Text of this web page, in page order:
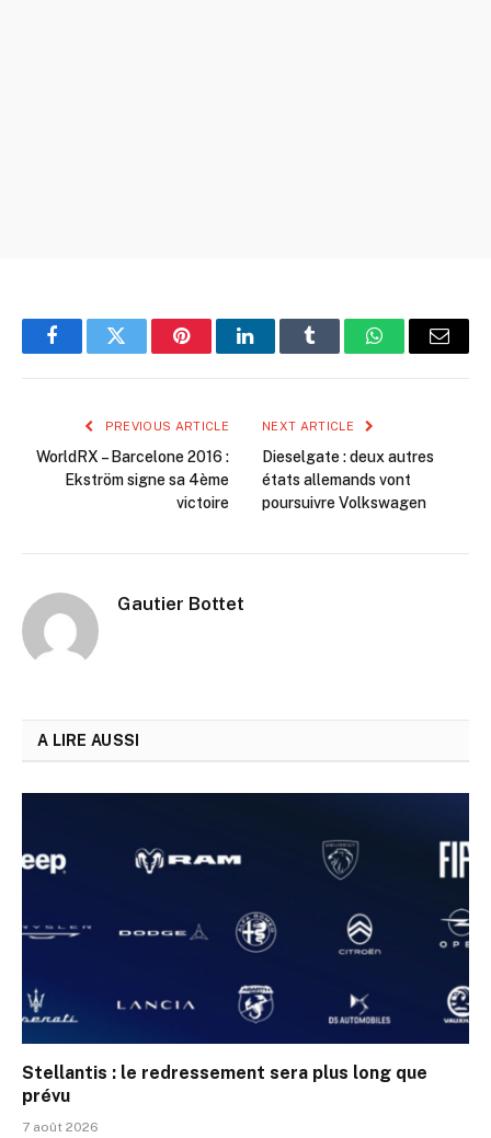
FacebookTwitter PinterestLinkedInTumblr WhatsAppEmail
PREVIOUS ARTICLE
WorldRX – Barcelone 2016 :
Ekström signe sa 4ème
victoire
NEXT ARTICLE
Dieselgate : deux autres
états allemands vont
poursuivre Volkswagen
Gautier Bottet
A LIRE AUSSI
Stellantis : le redressement sera plus long que
prévu
7 août 2026